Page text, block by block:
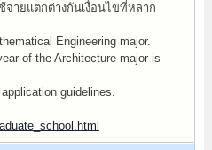
จ่ายแตกต่างกันเงื่อนไขที่หลาก
Engineering major.
of the Architecture major is
guidelines.